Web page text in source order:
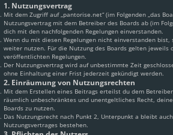
1. Nutzungsvertrag
Mit dem Zugriff auf „pantorise.net“ (im Folgenden „das
Nutzungsvertrag mit dem Betreiber des Boards ab (im
dich mit den nachfolgenden Regelungen einverstanden.
Wenn du mit diesen Regelungen nicht einverstanden
weiter nutzen. Für die Nutzung des Boards gelten jeweils
veröffentlichten Regelungen.
Der Nutzungsvertrag wird auf unbestimmte Zeit
ohne Einhaltung einer Frist jederzeit gekündigt werden.
2. Einräumung von Nutzungsrechten
Mit dem Erstellen eines Beitrags erteilst du dem
räumlich unbeschränktes und unentgeltliches Recht,
Boards zu nutzen.
Das Nutzungsrecht nach Punkt 2, Unterpunkt a bleibt
Nutzungsvertrages bestehen.